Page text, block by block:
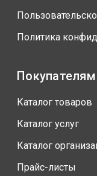
Политика
Покупателям
Каталог товаров
Каталог услуг
Каталог
Прайс-листы